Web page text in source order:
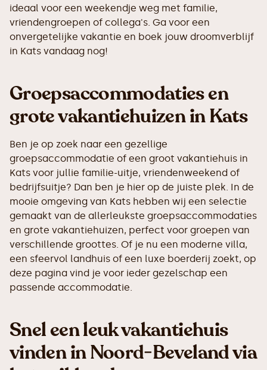
ideaal voor een weekendje weg met familie,
vriendengroepen of collega's. Ga voor een
onvergetelijke vakantie en boek jouw droomverblijf
in Kats vandaag nog!
Groepsaccommodaties en
grote vakantiehuizen in Kats
Ben je op zoek naar een gezellige
groepsaccommodatie of een groot vakantiehuis in
Kats voor jullie familie-uitje, vriendenweekend of
bedrijfsuitje? Dan ben je hier op de juiste plek. In de
mooie omgeving van Kats hebben wij een selectie
gemaakt van de allerleukste groepsaccommodaties
en grote vakantiehuizen, perfect voor groepen van
verschillende groottes. Of je nu een moderne villa,
een sfeervol landhuis of een luxe boerderij zoekt, op
deze pagina vind je voor ieder gezelschap een
passende accommodatie.
Snel een leuk vakantiehuis
vinden in Noord-Beveland via